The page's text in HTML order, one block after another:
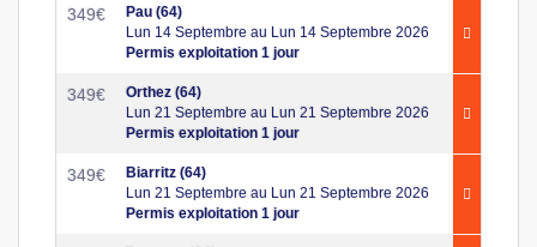
349€
Pau (64)
Lun 14 Septembre au Lun 14 Septembre 2026
Permis exploitation 1 jour
349€
Orthez (64)
Lun 21 Septembre au Lun 21 Septembre 2026
Permis exploitation 1 jour
349€
Biarritz (64)
Lun 21 Septembre au Lun 21 Septembre 2026
Permis exploitation 1 jour